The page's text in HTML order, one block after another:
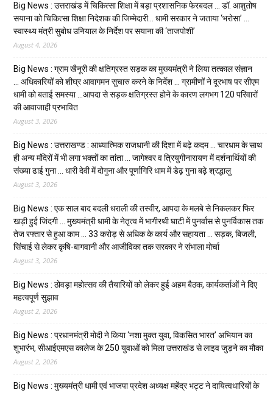
Big News : उत्तराखंड में चिकित्सा शिक्षा में बड़ा प्रशासनिक फेरबदल … डॉ. आशुतोष
सयाना को चिकित्सा शिक्षा निदेशक की जिम्मेदारी… धामी सरकार ने जताया ‘भरोसा’ …
स्वास्थ्य मंत्री सुबोध उनियाल के निर्देश पर सयाना की ‘ताजपोशी’
August 4, 2026
Big News : ग्राम खैनूरी की क्षतिग्रस्त सड़क का मुख्यमंत्री ने लिया तत्काल संज्ञान
… अधिकारियों को शीघ्र आवागमन सुचारु करने के निर्देश … ग्रामीणों ने दूरभाष पर सीएम
धामी को बताई समस्या …आपदा से सड़क क्षतिग्रस्त होने के कारण लगभग 120 परिवारों
की आवाजाही प्रभावित
August 3, 2026
Big News : उत्तराखण्ड : आध्यात्मिक राजधानी की दिशा में बढ़े कदम … चारधाम के साथ
ही अन्य मंदिरों में भी लगा भक्तों का तांता … जागेश्वर व त्रियुगीनारायण में दर्शनार्थियों की
संख्या ढाई गुना … धारी देवी में दोगुना और पूर्णागिरि धाम में डेढ़ गुना बढ़े श्रद्धालु
August 3, 2026
Big News : एक साल बाद बदली धराली की तस्वीर, आपदा के मलबे से निकलकर फिर
खड़ी हुई जिंदगी … मुख्यमंत्री धामी के नेतृत्व में भागीरथी घाटी में पुनर्वास से पुनर्विकास तक
तेज रफ्तार से हुआ काम … ₹33 करोड़ से अधिक के कार्य और सहायता … सड़क, बिजली,
सिंचाई से लेकर कृषि-बागवानी और आजीविका तक सरकार ने संभाला मोर्चा
August 3, 2026
Big News : ठोवड़ा महोत्सव की तैयारियों को लेकर हुई अहम बैठक, कार्यकर्ताओं ने दिए
महत्वपूर्ण सुझाव
August 2, 2026
Big News : प्रधानमंत्री मोदी ने किया ‘नशा मुक्त युवा, विकसित भारत’ अभियान का
शुभारंभ, सीआईएमएस कालेज के 250 युवाओं को मिला उत्तराखंड से लाइव जुड़ने का मौका
August 2, 2026
Big News : मुख्यमंत्री धामी एवं भाजपा प्रदेश अध्यक्ष महेंद्र भट्ट ने दायित्वधारियों के